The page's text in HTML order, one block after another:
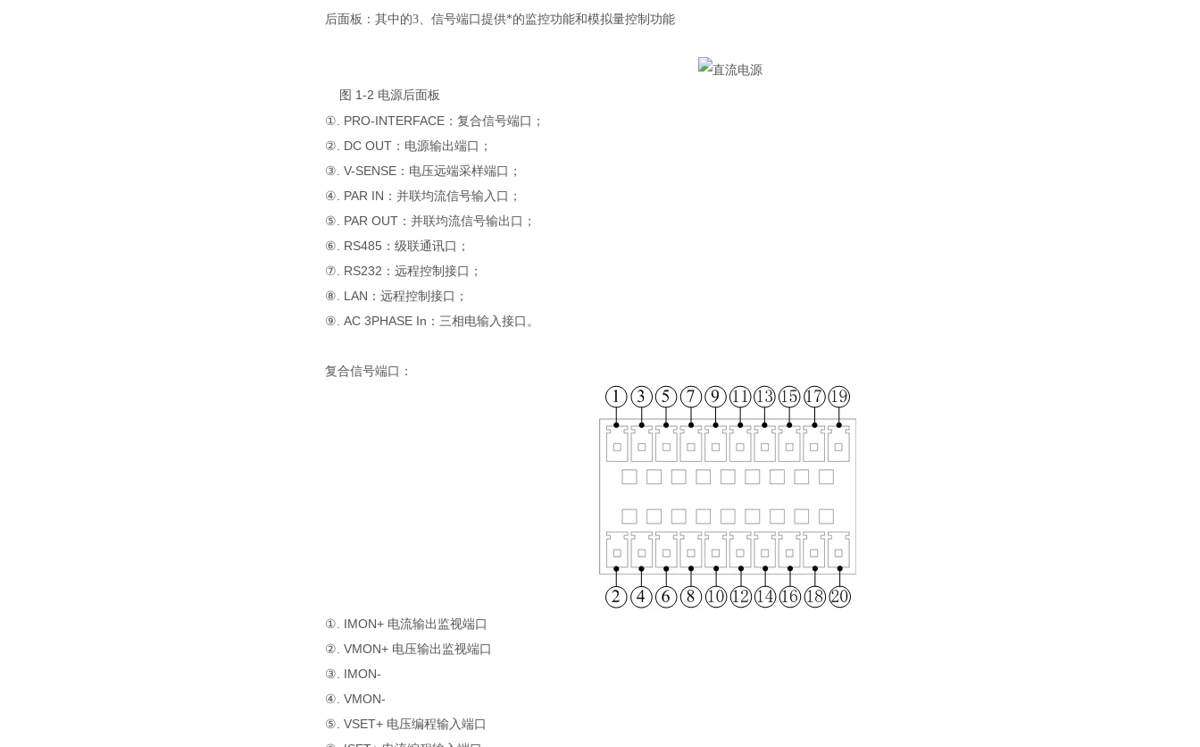
后面板：其中的3、信号端口提供*的监控功能和模拟量控制功能
图 1-2 电源后面板
①. PRO-INTERFACE：复合信号端口；
②. DC OUT：电源输出端口；
③. V-SENSE：电压远端采样端口；
④. PAR IN：并联均流信号输入口；
⑤. PAR OUT：并联均流信号输出口；
⑥. RS485：级联通讯口；
⑦. RS232：远程控制接口；
⑧. LAN：远程控制接口；
⑨. AC 3PHASE In：三相电输入接口。
复合信号端口：
①. IMON+ 电流输出监视端口
②. VMON+ 电压输出监视端口
③. IMON-
④. VMON-
⑤. VSET+ 电压编程输入端口